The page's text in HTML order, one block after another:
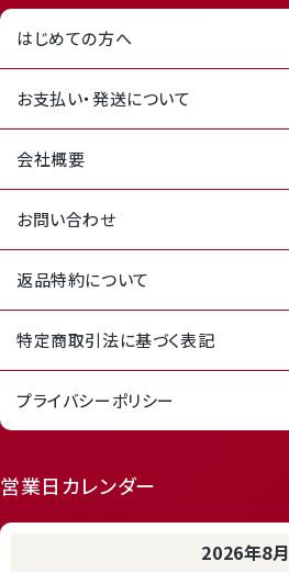
はじめての方へ
お支払い・発送について
会社概要
お問い合わせ
返品特約について
特定商取引法に基づく表記
プライバシーポリシー
営業日カレンダー
2026年8月